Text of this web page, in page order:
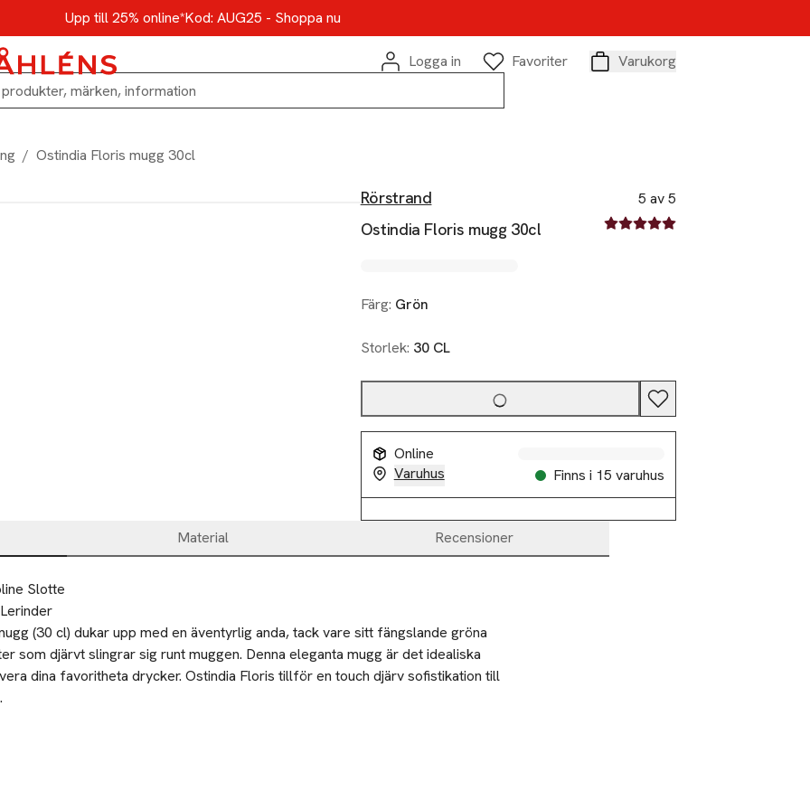
Upp till 25% online*Kod: AUG25 - Shoppa nu
Logga in
Favoriter
Varukorg
/ Ostindia Floris mugg 30cl
Rörstrand
Ostindia Floris mugg 30cl
5 av 5
5 av fem stjärnor
Färg: Grön
Storlek: 30 CL
Online
Varuhus
Finns i 15 varuhus
Material Recensioner
Slotte
(30 cl) dukar upp med en äventyrlig anda, tack vare sitt fängslande gröna
som djärvt slingrar sig runt muggen. Denna eleganta mugg är det idealiska
dina favoritheta drycker. Ostindia Floris tillför en touch djärv sofistikation till